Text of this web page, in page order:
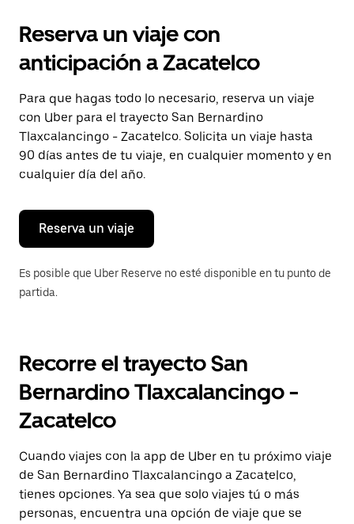
el
y
selecciona
una
fecha.
Presiona
la
tecla Esc
para
cerrar
calendario.
Reserva un viaje con
anticipación a Zacatelco
Para que hagas todo lo necesario, reserva un viaje
con Uber para el trayecto San Bernardino
Tlaxcalancingo - Zacatelco. Solicita un viaje hasta
90 días antes de tu viaje, en cualquier momento y en
cualquier día del año.
Reserva un viaje
Es posible que Uber Reserve no esté disponible en tu punto de
partida.
Recorre el trayecto San
Bernardino Tlaxcalancingo -
Zacatelco
Cuando viajes con la app de Uber en tu próximo viaje
de San Bernardino Tlaxcalancingo a Zacatelco,
tienes opciones. Ya sea que solo viajes tú o más
personas, encuentra una opción de viaje que se